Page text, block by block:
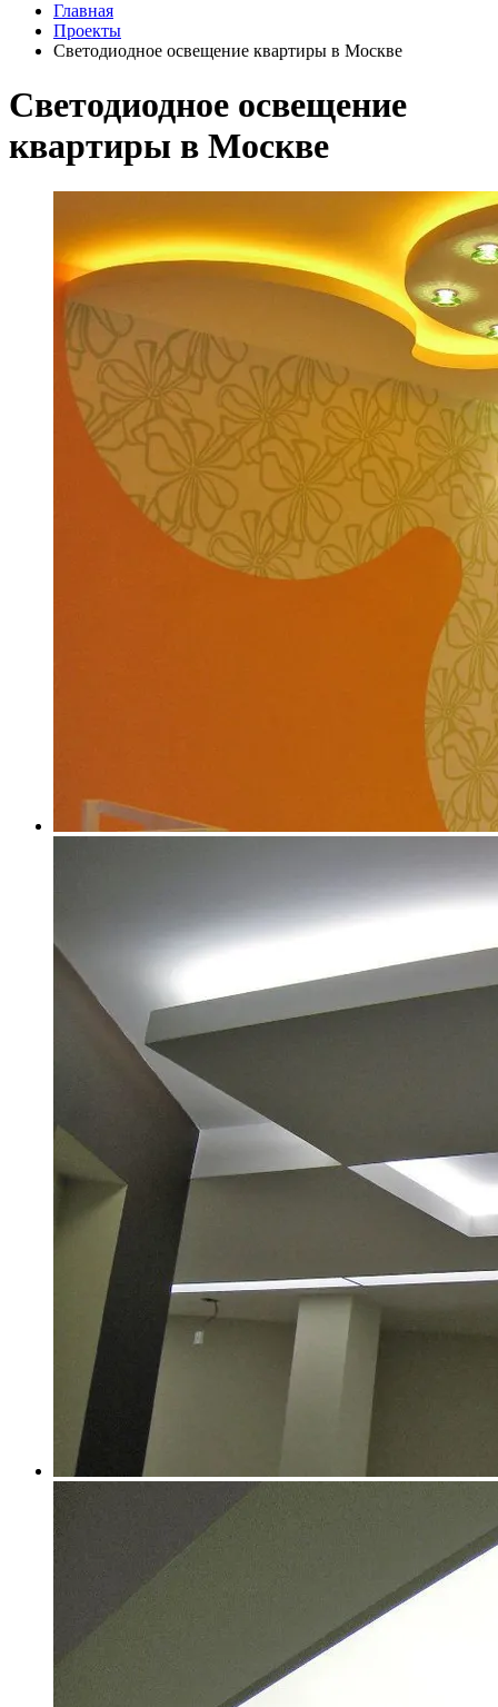
Главная
Проекты
Светодиодное освещение квартиры в Москве
Светодиодное освещение
квартиры в Москве